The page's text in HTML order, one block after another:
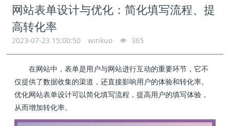
网站表单设计与优化：简化填写流程、提
高转化率
2023-07-23 15:00:50 winkuo 365
在网站中，表单是用户与网站进行互动的重要环节，它不
仅提供了数据收集的渠道，还直接影响用户的体验和转化率。
优化网站表单设计可以简化填写流程，提高用户的填写体验，
从而增加转化率。